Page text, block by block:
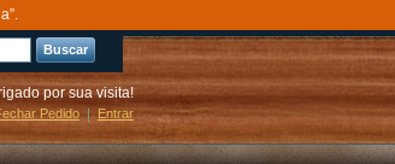
Buscar
por sua visita!
Pedido Entrar